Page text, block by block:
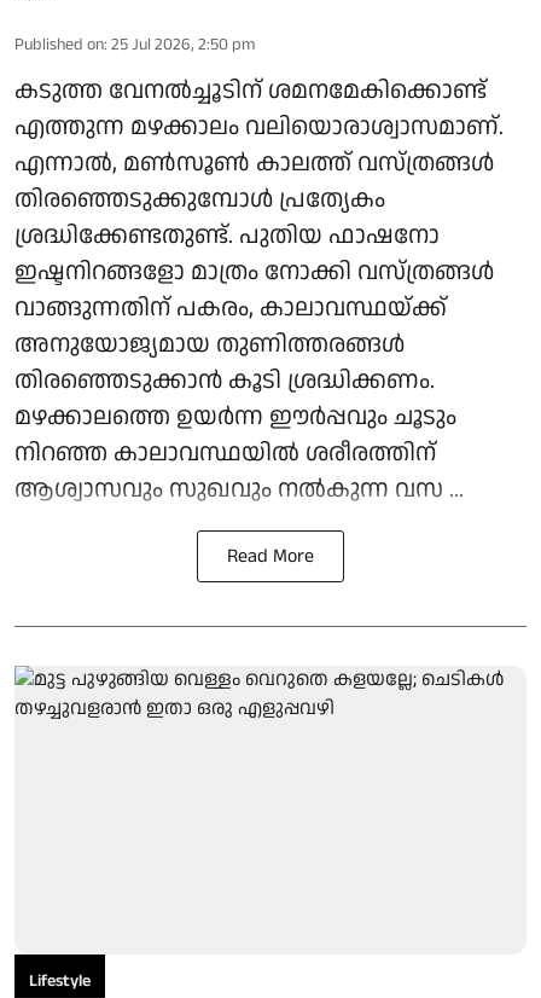
Published on: 25 Jul 2026, 2:50 pm
കടുത്ത വേനൽച്ചൂടിന് ശമനമേകിക്കൊണ്ട്
എത്തുന്ന മഴക്കാലം വലിയൊരാശ്വാസമാണ്.
എന്നാൽ, മൺസൂൺ കാലത്ത് വസ്ത്രങ്ങൾ
തിരഞ്ഞെടുക്കുമ്പോൾ പ്രത്യേകം
ശ്രദ്ധിക്കേണ്ടതുണ്ട്. പുതിയ ഫാഷനോ
ഇഷ്ടനിറങ്ങളോ മാത്രം നോക്കി വസ്ത്രങ്ങൾ
വാങ്ങുന്നതിന് പകരം, കാലാവസ്ഥയ്ക്ക്
അനുയോജ്യമായ തുണിത്തരങ്ങൾ
തിരഞ്ഞെടുക്കാൻ കൂടി ശ്രദ്ധിക്കണം.
മഴക്കാലത്തെ ഉയർന്ന ഈർപ്പവും ചൂടും
നിറഞ്ഞ കാലാവസ്ഥയിൽ ശരീരത്തിന്
ആശ്വാസവും സുഖവും നൽകുന്ന വസ ...
Read More
Lifestyle